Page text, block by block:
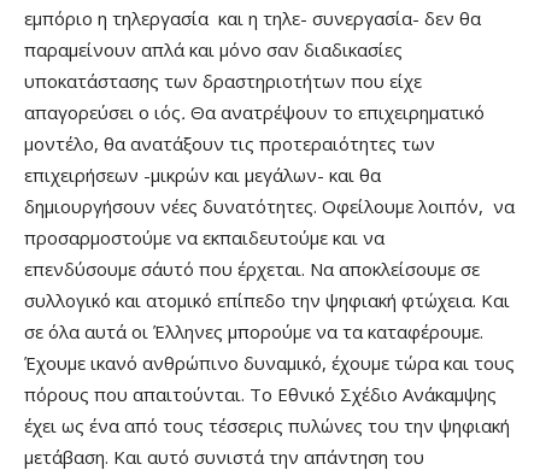
εμπόριο η τηλεργασία και η τηλε- συνεργασία- δεν θα
παραμείνουν απλά και μόνο σαν διαδικασίες
υποκατάστασης των δραστηριοτήτων που είχε
απαγορεύσει ο ιός. Θα ανατρέψουν το επιχειρηματικό
μοντέλο, θα ανατάξουν τις προτεραιότητες των
επιχειρήσεων -μικρών και μεγάλων- και θα
δημιουργήσουν νέες δυνατότητες. Οφείλουμε λοιπόν, να
προσαρμοστούμε να εκπαιδευτούμε και να
επενδύσουμε σ΄αυτό που έρχεται. Να αποκλείσουμε σε
συλλογικό και ατομικό επίπεδο την ψηφιακή φτώχεια. Και
σε όλα αυτά οι Έλληνες μπορούμε να τα καταφέρουμε.
Έχουμε ικανό ανθρώπινο δυναμικό, έχουμε τώρα και τους
πόρους που απαιτούνται. Το Εθνικό Σχέδιο Ανάκαμψης
έχει ως ένα από τους τέσσερις πυλώνες του την ψηφιακή
μετάβαση. Και αυτό συνιστά την απάντηση του